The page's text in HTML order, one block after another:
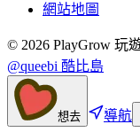
網站地圖
© 2026 PlayGrow 玩
@queebi 酷比島
想去 導航